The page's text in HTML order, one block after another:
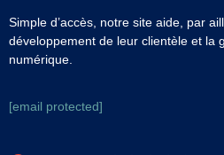
Simple d’accès, notre site aide, par
développement de leur clientèle et la
numérique.
[email protected]